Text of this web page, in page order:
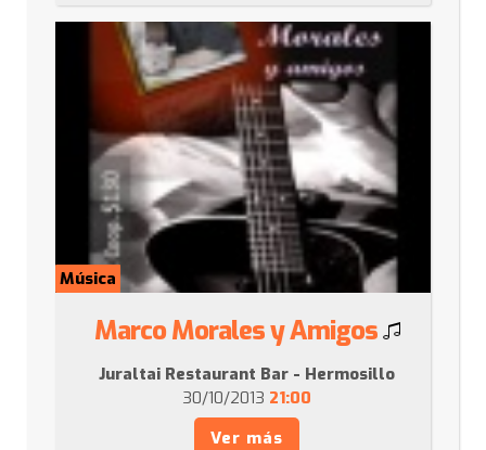
Música
Marco Morales y Amigos
Juraltai Restaurant Bar - Hermosillo
30/10/2013 21:00
Ver más